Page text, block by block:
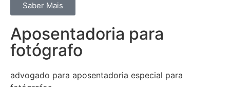
Saber Mais
Aposentadoria para
fotógrafo
advogado para aposentadoria especial para